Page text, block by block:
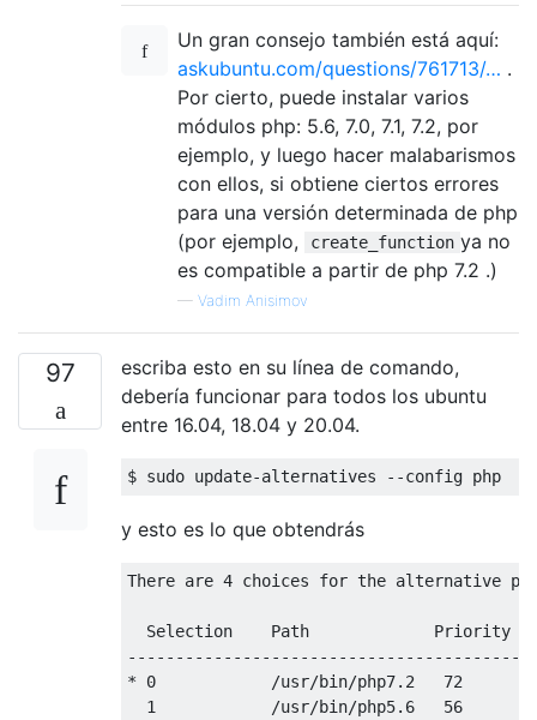
Un gran consejo también está aquí:
askubuntu.com/questions/761713/… .
Por cierto, puede instalar varios
módulos php: 5.6, 7.0, 7.1, 7.2, por
ejemplo, y luego hacer malabarismos
con ellos, si obtiene ciertos errores
para una versión determinada de php
(por ejemplo,
create_function ya no
es compatible a partir de php 7.2 .)
— Vadim Anisimov
97
escriba esto en su línea de comando,
debería funcionar para todos los ubuntu
entre 16.04, 18.04 y 20.04.
y esto es lo que obtendrás
There are 4 choices for the alternative
Selection    Path             Priority
* 0
            /usr/bin/php7
.2 72
1
            /usr/bin/php5
.6 56